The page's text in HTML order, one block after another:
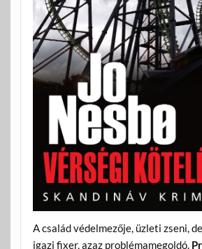
A család védelmezője, üzleti zseni,
igazi fixer, azaz problémamegoldó.